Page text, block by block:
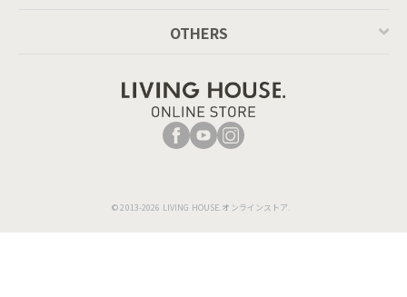
OTHERS
© 2013-2026 LIVING HOUSE.オンラインストア.